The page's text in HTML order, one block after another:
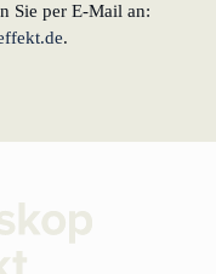
Sie per E-Mail an:
.